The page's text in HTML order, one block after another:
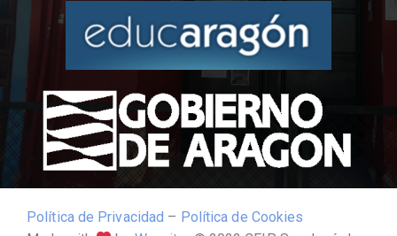
Política de Privacidad – Política de Cookies